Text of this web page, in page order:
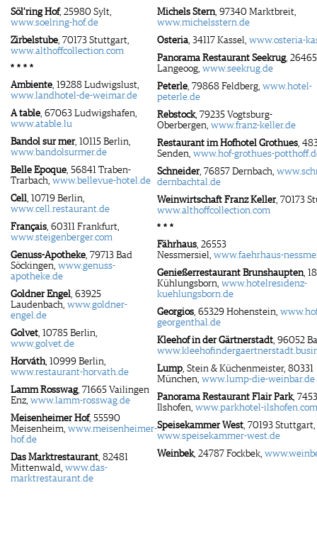
Söl’ring Hof, 25980 Sylt,
www.soelring-hof.de
Zirbelstube, 70173 Stuttgart,
www.althoffcollection.com
* * * *
Ambiente, 19288 Ludwigslust,
www.landhotel-de-weimar.de
A table, 67063 Ludwigshafen,
www.atable.lu
Bandol sur mer, 10115 Berlin,
www.bandolsurmer.de
Belle Epoque, 56841 Traben-
Trarbach, www.bellevue-hotel.de
Cell, 10719 Berlin,
www.cell.restaurant.de
Français, 60311 Frankfurt,
www.steigenberger.com
Genuss-Apotheke, 79713 Bad
Söckingen, www.genuss-
apotheke.de
Goldner Engel, 63925
Laudenbach, www.goldner-
engel.de
Golvet, 10785 Berlin,
www.golvet.de
Horváth, 10999 Berlin,
www.restaurant-horvath.de
Lamm Rosswag, 71665 Vailingen
Enz, www.lamm-rosswag.de
Meisenheimer Hof, 55590
Meisenheim, www.meisenheimer-
hof.de
Das Marktrestaurant, 82481
Mittenwald, www.das-
marktrestaurant.de
Michels Stern, 97340 Marktbreit,
www.michelsstern.de
Osteria, 34117 Kassel, www.osteria-
Panorama Restaurant Seekrug, 26465
Langeoog, www.seekrug.de
Peterle, 79868 Feldberg, www.hotel-
peterle.de
Rebstock, 79235 Vogtsburg-
Oberbergen, www.franz-keller.de
Restaurant im Hofhotel Grothues,
Senden, www.hof-grothues-
Schneider, 76857 Dernbach,
dernbachtal.de
Weinwirtschaft Franz Keller, 70173
www.althoffcollection.com
* * *
Fährhaus, 26553
Nessmersiel, www.faehrhaus-
Genießerrestaurant Brunshaupten,
Kühlungsborn, www.hotelresidenz-
kuehlungsborn.de
Georgios, 65329 Hohenstein,
georgenthal.de
Kleehof in der Gärtnerstadt, 96052
Lump, Stein & Küchenmeister, 80331
München, www.lump-die-weinbar.de
Panorama Restaurant Flair Park,
Ilshofen, www.parkhotel-ilshofen.com
Speisekammer West, 70193 Stuttgart,
www.speisekammer-west.de
Weinbek, 24787 Fockbek,